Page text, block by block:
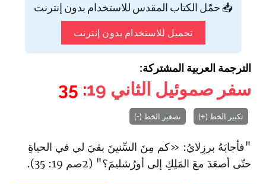
📥 حمّل الكتاب المقدس للاستخدام بدون إنترنت
تحميل للاستخدام بدون إنترنت
الترجمة العربية المشتركة:
سفر صموئيل الثاني 19
: 35
تكبير الخط (+) تصغير الخط (-)
"فأجابَهُ برزِلايُ: «كم مِنَ السِّنينَ بقيَ لي في الحياةِ
حتّى أصعَدَ معَ المَلِكِ إلى أورُشليمَ؟" (2صم 19: 35).